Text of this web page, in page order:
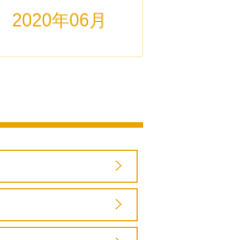
2020年06月